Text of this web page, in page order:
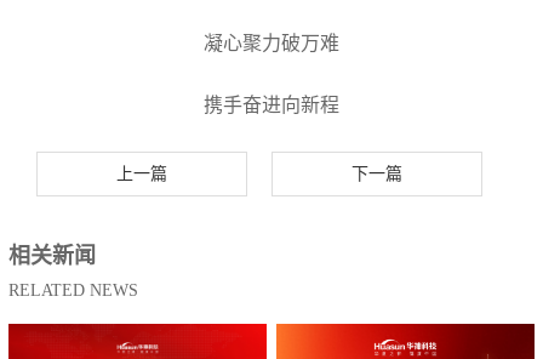
凝心聚力破万难
携手奋进向新程
上一篇 下一篇
相关新闻
RELATED NEWS